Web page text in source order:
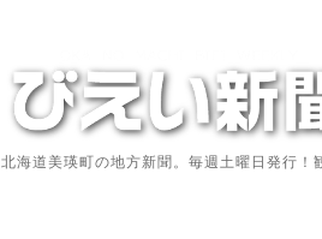
北海道美瑛町の地方新聞。毎週土曜日発行